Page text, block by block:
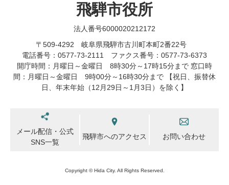
飛騨市役所
法人番号6000020212172
〒509-4292 岐阜県飛騨市古川町本町2番22号
電話番号：0577-73-2111 ファクス番号：0577-73-6373
開庁時間：月曜日～金曜日 8時30分～17時15分まで 窓口時
間：月曜日～金曜日 9時00分～16時30分まで 【祝日、振替休
日、年末年始（12月29日～1月3日）を除く】
メール配信・公式
SNS一覧
飛騨市へのアクセス お問い合わせ
Copyright © Hida City. All Rights Reserved.